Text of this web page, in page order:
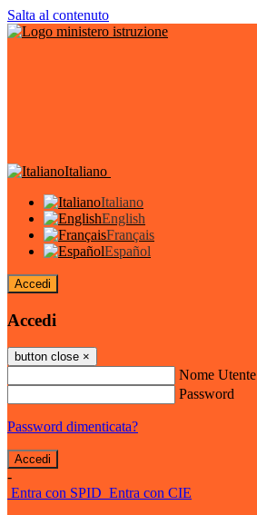
Salta al contenuto
Italiano
Italiano
English
Français
Español
Accedi
Accedi
button close ×
Nome Utente
Password
Password dimenticata?
-
Entra con SPID Entra con CIE